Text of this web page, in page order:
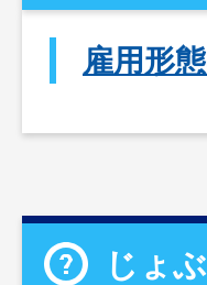
雇用形
じょ